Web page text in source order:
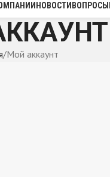
НОВОСТИ ВОПРОСЫ
Мой аккаунт